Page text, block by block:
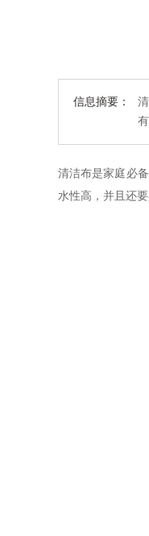
信息摘要：
清洁布是家庭必
水性高，并且还